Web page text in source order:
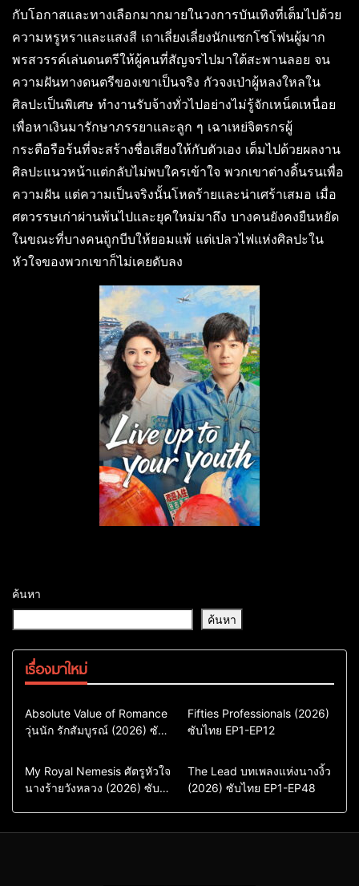
กับโอกาสและทางเลือกมากมายในวงการบันเทิงที่เต็มไปด้วย
ความหรูหราและแสงสี เถาเลี่ยงเลี่ยงนักแซกโซโฟนผู้มาก
พรสวรรค์เล่นดนตรีให้ผู้คนที่สัญจรไปมาใต้สะพานลอย จน
ความฝันทางดนตรีของเขาเป็นจริง กัวจงเป่าผู้หลงใหลใน
ศิลปะเป็นพิเศษ ทำงานรับจ้างทั่วไปอย่างไม่รู้จักเหน็ดเหนื่อย
เพื่อหาเงินมารักษาภรรยาและลูก ๆ เฉาเหย่จิตรกรผู้
กระตือรือร้นที่จะสร้างชื่อเสียงให้กับตัวเอง เต็มไปด้วยผลงาน
ศิลปะแนวหน้าแต่กลับไม่พบใครเข้าใจ พวกเขาต่างดิ้นรนเพื่อ
ความฝัน แต่ความเป็นจริงนั้นโหดร้ายและน่าเศร้าเสมอ เมื่อ
ศตวรรษเก่าผ่านพ้นไปและยุคใหม่มาถึง บางคนยังคงยืนหยัด
ในขณะที่บางคนถูกบีบให้ยอมแพ้ แต่เปลวไฟแห่งศิลปะใน
หัวใจของพวกเขาก็ไม่เคยดับลง
ค้นหา
ค้นหา
เรื่องมาใหม่
Comedy
Drama
ซีรี่ย์เกาหลี
ซีรี่ย์เกาหลีพากย์ไทย
Absolute Value of Romance
วุ่นนัก รักสัมบูรณ์ (2026) ซับ
Action & Adventure
Comedy
Drama
ซีรี่ย์เกาหลีซับไทย
Fifties Professionals (2026)
ซับไทย EP1-EP12
Comedy
Drama
Sci-Fi & Fantasy
My Royal Nemesis ศัตรูหัวใจ
นางร้ายวังหลวง (2026) ซับ
Drama
ซีรี่ย์จีน
ซีรี่ย์จีนซับไทย
The Lead บทเพลงแห่งนางงิ้ว
(2026) ซับไทย EP1-EP48